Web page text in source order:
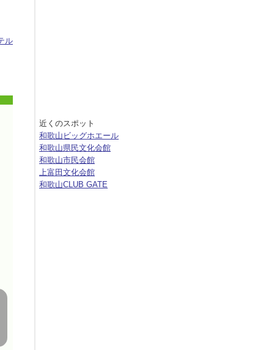
ル
近くのスポット
和歌山ビッグホエール
和歌山県民文化会館
和歌山市民会館
上富田文化会館
和歌山CLUB GATE